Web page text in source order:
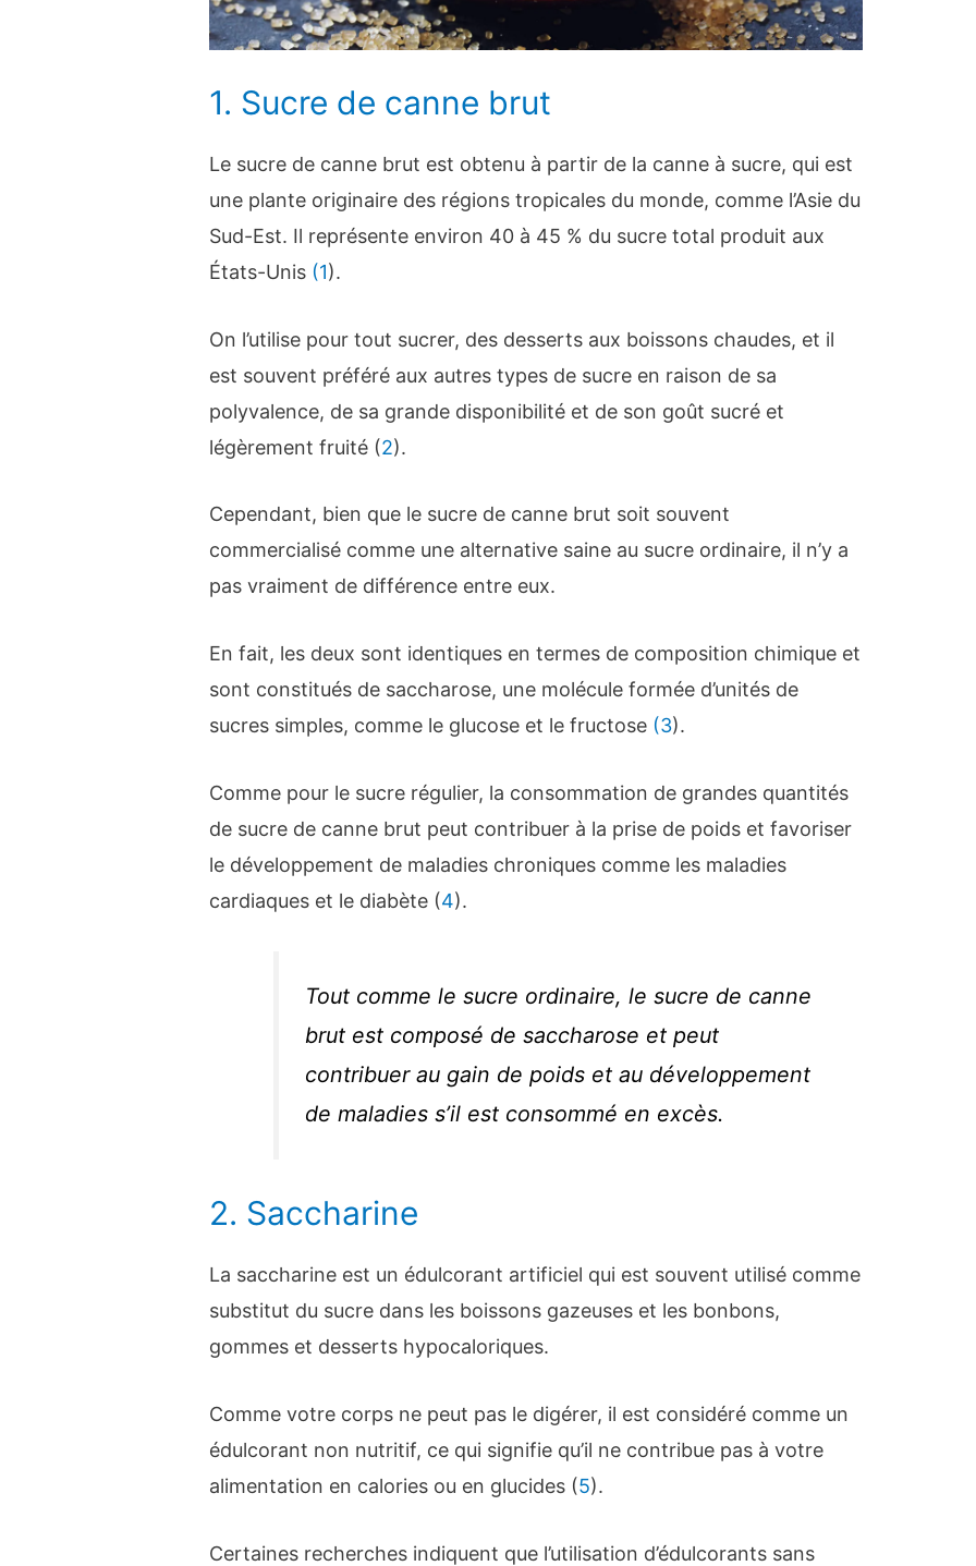
1. Sucre de canne brut
Le sucre de canne brut est obtenu à partir de la canne à sucre, qui est
une plante originaire des régions tropicales du monde, comme l’Asie du
Sud-Est. Il représente environ 40 à 45 % du sucre total produit aux
États-Unis (1).
On l’utilise pour tout sucrer, des desserts aux boissons chaudes, et il
est souvent préféré aux autres types de sucre en raison de sa
polyvalence, de sa grande disponibilité et de son goût sucré et
légèrement fruité (2).
Cependant, bien que le sucre de canne brut soit souvent
commercialisé comme une alternative saine au sucre ordinaire, il n’y a
pas vraiment de différence entre eux.
En fait, les deux sont identiques en termes de composition chimique et
sont constitués de saccharose, une molécule formée d’unités de
sucres simples, comme le glucose et le fructose (3).
Comme pour le sucre régulier, la consommation de grandes quantités
de sucre de canne brut peut contribuer à la prise de poids et favoriser
le développement de maladies chroniques comme les maladies
cardiaques et le diabète (4).
Tout comme le sucre ordinaire, le sucre de canne
brut est composé de saccharose et peut
contribuer au gain de poids et au développement
de maladies s’il est consommé en excès.
2. Saccharine
La saccharine est un édulcorant artificiel qui est souvent utilisé comme
substitut du sucre dans les boissons gazeuses et les bonbons,
gommes et desserts hypocaloriques.
Comme votre corps ne peut pas le digérer, il est considéré comme un
édulcorant non nutritif, ce qui signifie qu’il ne contribue pas à votre
alimentation en calories ou en glucides (5).
Certaines recherches indiquent que l’utilisation d’édulcorants sans